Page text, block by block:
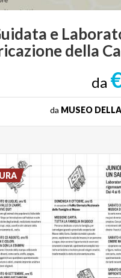
e
della
da
da MUSEO